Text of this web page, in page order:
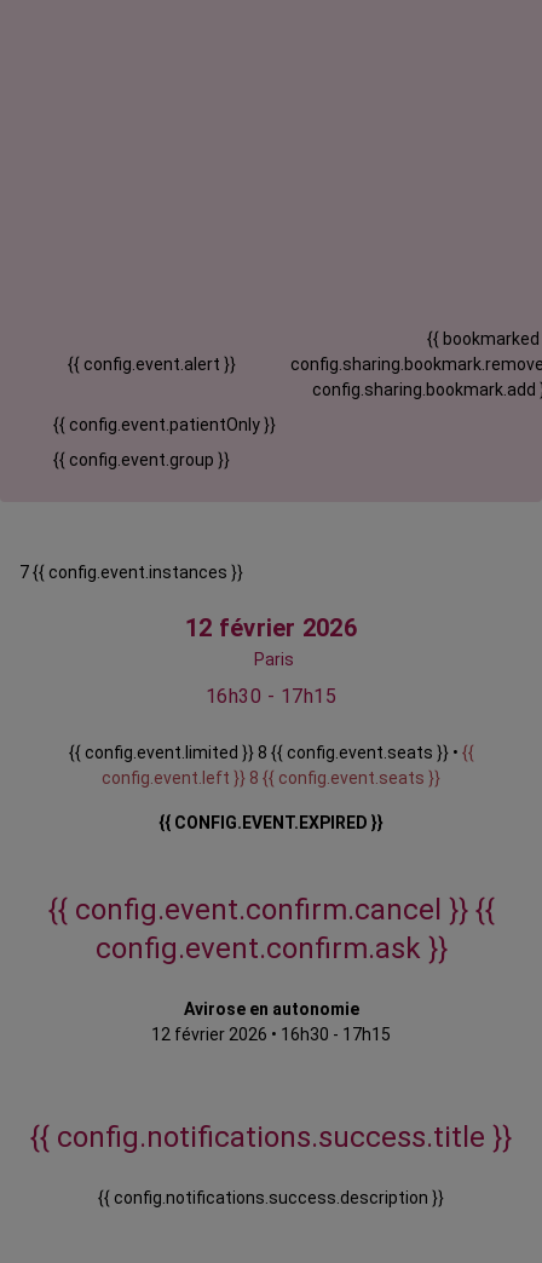
{{ config.event.alert }}
{{ bookmarked
config.sharing.bookmark.add
{{ config.event.patientOnly }}
{{ config.event.group }}
7 {{ config.event.instances }}
12 février 2026
Paris
16h30 - 17h15
{{ config.event.limited }} 8 {{ config.event.seats }} • {{
config.event.left }} 8 {{ config.event.seats }}
{{ CONFIG.EVENT.EXPIRED }}
{{ config.event.confirm.cancel }} {{
config.event.confirm.ask }}
Avirose en autonomie
12 février 2026 • 16h30 - 17h15
{{ config.notifications.success.title }}
{{ config.notifications.success.description }}